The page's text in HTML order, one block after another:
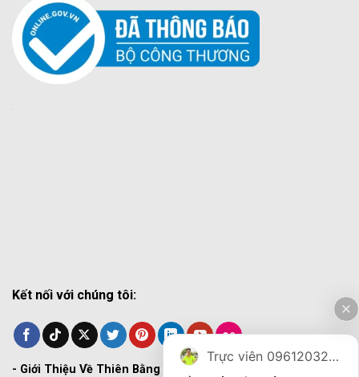
Kết nối với chúng tôi:
- Giới Thiệu Về Thiên Bằng
Trực viên 0961203270